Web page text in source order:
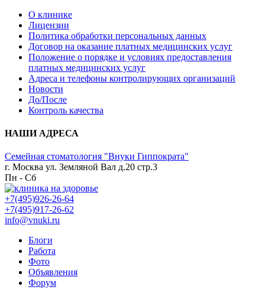
О клинике
Лицензии
Политика обработки персональных данных
Договор на оказание платных медицинских услуг
Положение о порядке и условиях предоставления
платных медицинских услуг
Адреса и телефоны контролирующих организаций
Новости
До/После
Контроль качества
НАШИ АДРЕСА
Семейная стоматология "Внуки Гиппократа"
г. Москва ул. Земляной Вал д.20 стр.3
Пн - Сб
+7(495)926-26-64
+7(495)917-26-62
info@vnuki.ru
Блоги
Работа
Фото
Объявления
Форум